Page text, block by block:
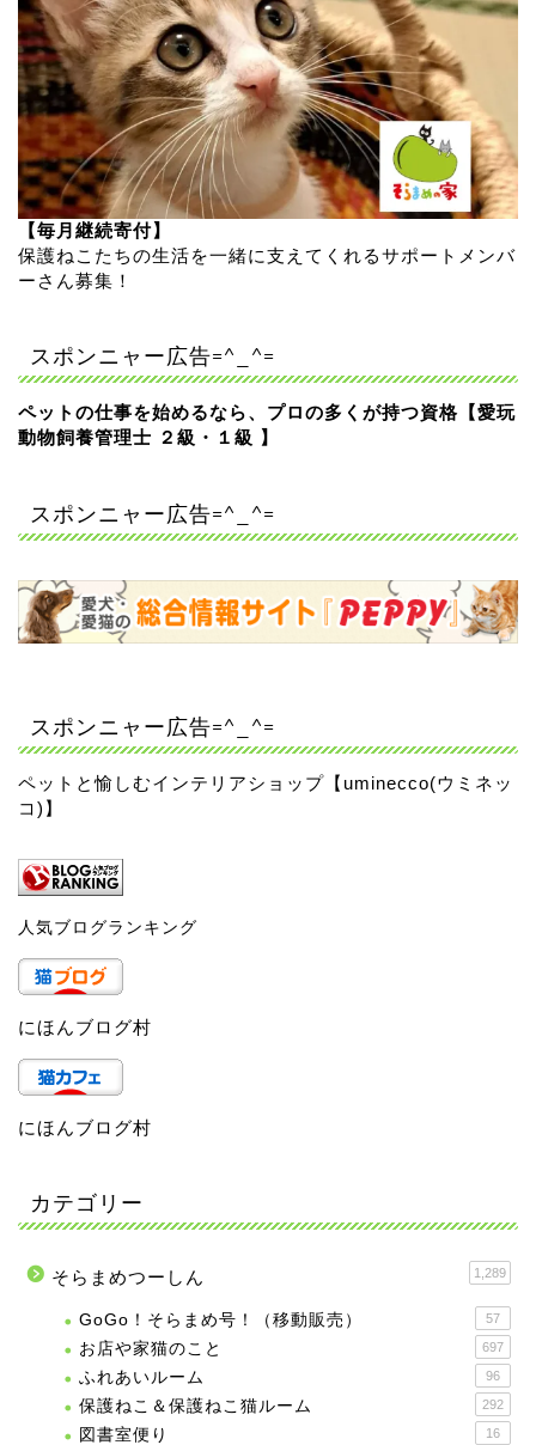
【毎月継続寄付】
保護ねこたちの生活を一緒に支えてくれるサポートメンバ
ーさん募集！
スポンニャー広告=^_^=
ペットの仕事を始めるなら、プロの多くが持つ資格【愛玩
動物飼養管理士 ２級・１級 】
スポンニャー広告=^_^=
スポンニャー広告=^_^=
ペットと愉しむインテリアショップ【uminecco(ウミネッ
コ)】
人気ブログランキング
にほんブログ村
にほんブログ村
カテゴリー
そらまめつーしん 1,289
GoGo！そらまめ号！（移動販売） 57
お店や家猫のこと 697
ふれあいルーム 96
保護ねこ＆保護ねこ猫ルーム 292
図書室便り 16